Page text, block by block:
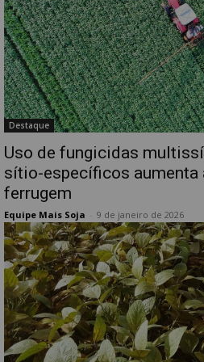
Destaque
Uso de fungicidas
sítio-específicos aumenta
ferrugem
Equipe Mais Soja 9 de janeiro de 2026